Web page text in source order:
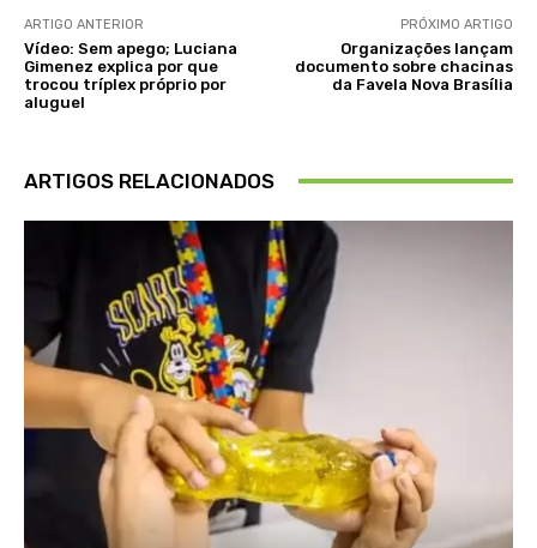
ARTIGO ANTERIOR
Vídeo: Sem apego; Luciana
Gimenez explica por que
trocou tríplex próprio por
aluguel
PRÓXIMO ARTIGO
Organizações lançam
documento sobre chacinas
da Favela Nova Brasília
ARTIGOS RELACIONADOS